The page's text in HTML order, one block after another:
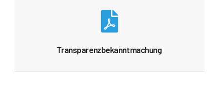
Transparenzbekanntmachung